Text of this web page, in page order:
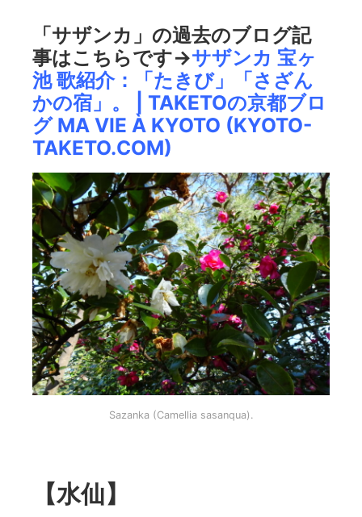
「サザンカ」の過去のブログ記
事はこちらです→サザンカ 宝ヶ
池 歌紹介：「たきび」「さざん
かの宿」。 | TAKETOの京都ブロ
グ MA VIE À KYOTO (KYOTO-
TAKETO.COM)
Sazanka (Camellia sasanqua).
【水仙】